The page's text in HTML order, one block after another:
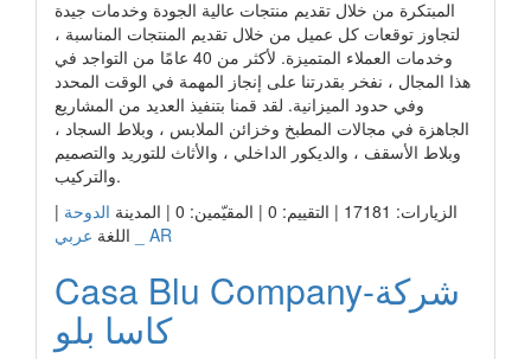
المبتكرة من خلال تقديم منتجات عالية الجودة وخدمات جيدة
لتجاوز توقعات كل عميل من خلال تقديم المنتجات المناسبة ،
وخدمات العملاء المتميزة. لأكثر من 40 عامًا من التواجد في
هذا المجال ، نفخر بقدرتنا على إنجاز المهمة في الوقت المحدد
وفي حدود الميزانية. لقد قمنا بتنفيذ العديد من المشاريع
الجاهزة في مجالات المطبخ وخزائن الملابس ، وبلاط السجاد ،
وبلاط الأسقف ، والديكور الداخلي ، والأثاث للتوريد والتصميم
والتركيب.
الزيارات: 17181 | التقييم: 0 | المقيّمين: 0 | المدينة
الدوحة |
اللغة عربي _ AR
Casa Blu Company-شركة
كاسا بلو